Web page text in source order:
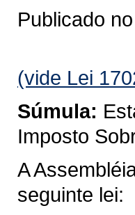
Publicado
(vide Lei
Súmula:
Imposto
A
seguinte lei: